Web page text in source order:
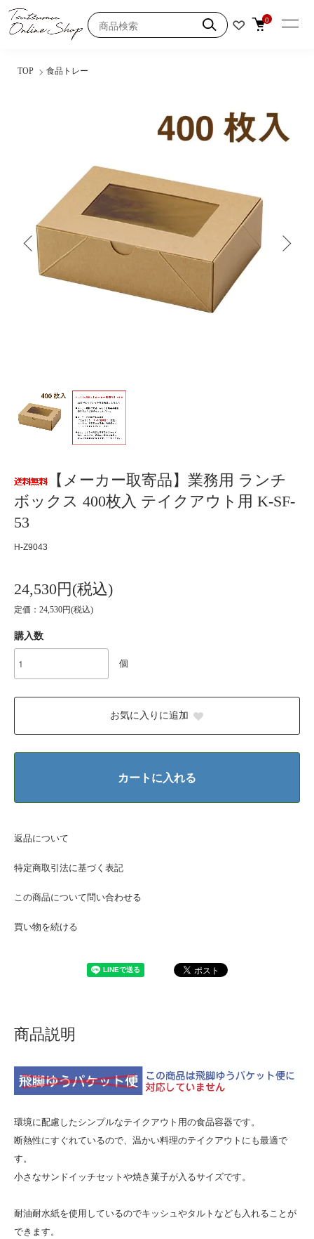
0
TOP 食品トレー
【メーカー取寄品】業務用 ランチ
ボックス 400枚入 テイクアウト用 K-SF-
53
H-Z9043
24,530円(税込)
定価：24,530円(税込)
購入数
個
お気に入りに追加
カートに入れる
返品について
特定商取引法に基づく表記
この商品について問い合わせる
買い物を続ける
商品説明
環境に配慮したシンプルなテイクアウト用の食品容器です。
断熱性にすぐれているので、温かい料理のテイクアウトにも最適で
す。
小さなサンドイッチセットや焼き菓子が入るサイズです。
耐油耐水紙を使用しているのでキッシュやタルトなども入れることが
できます。